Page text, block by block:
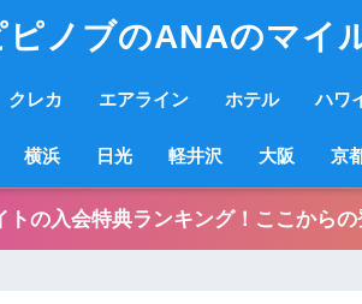
ピノブのANAのマイ
クレカ エアライン ホテル ハワ
横浜 日光 軽井沢 大阪 京
トの入会特典ランキング！ここから